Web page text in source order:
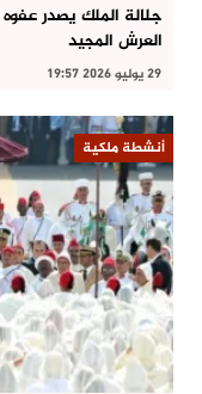
العرش المجيد
29 يوليو 2026 19:57
أنشطة ملكية